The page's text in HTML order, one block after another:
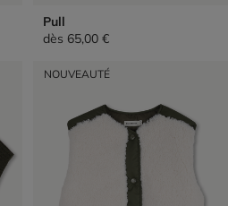
Pull
dès 65,00 €
NOUVEAUTÉ